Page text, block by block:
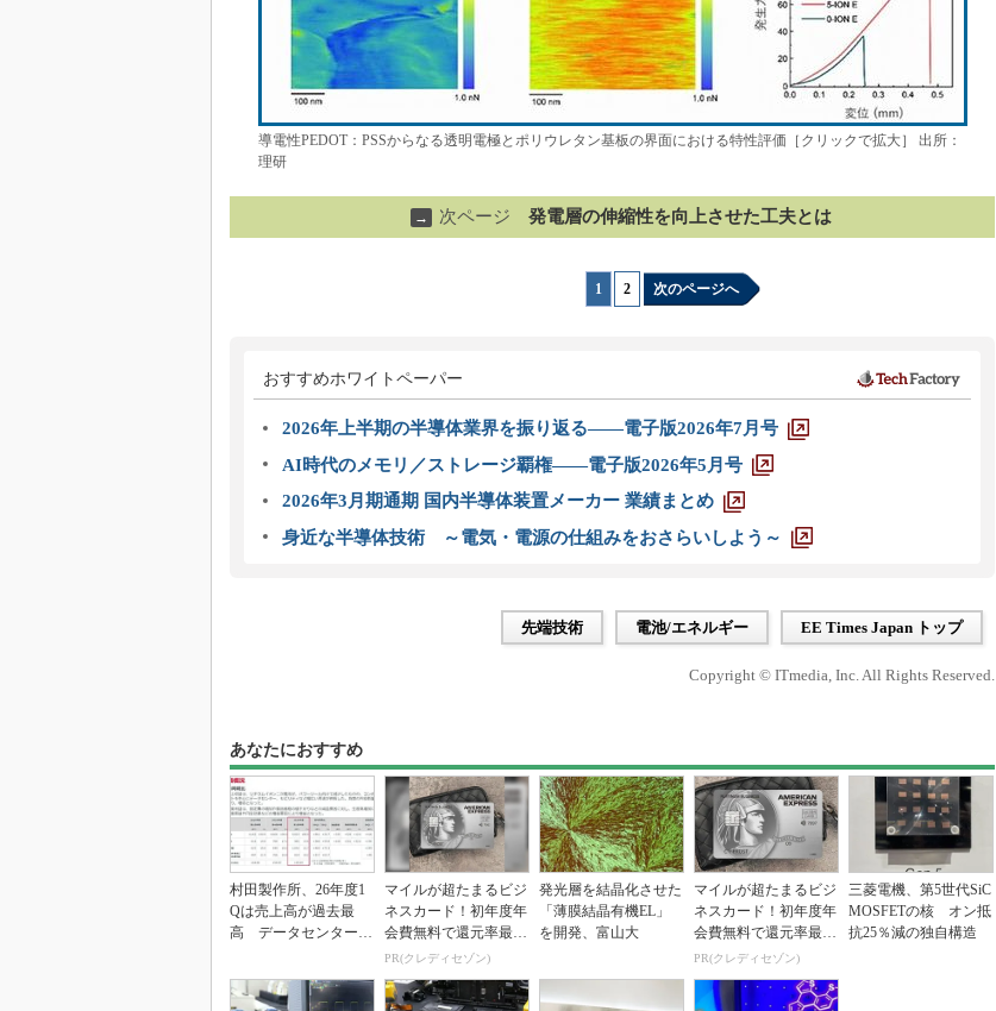
導電性PEDOT：PSSからなる透明電極とポリウレタン基板の界面における特性評価［クリックで拡大］ 出所：
理研
→ 次ページ 発電層の伸縮性を向上させた工夫とは
1 2 次のページへ
おすすめホワイトペーパー
2026年上半期の半導体業界を振り返る――電子版2026年7月号
AI時代のメモリ／ストレージ覇権――電子版2026年5月号
2026年3月期通期 国内半導体装置メーカー 業績まとめ
身近な半導体技術 ～電気・電源の仕組みをおさらいしよう～
先端技術 電池/エネルギー EE Times Japan トップ
Copyright © ITmedia, Inc. All Rights Reserved.
あなたにおすすめ
村田製作所、26年度1
Qは売上高が過去最
高 データセンター関
マイルが超たまるビジ
ネスカード！初年度年
会費無料で還元率最大
1.125%
PR(クレディセゾン)
発光層を結晶化させた
「薄膜結晶有機EL」
を開発、富山大
マイルが超たまるビジ
ネスカード！初年度年
会費無料で還元率最大
1.125%
PR(クレディセゾン)
三菱電機、第5世代SiC
MOSFETの核 オン抵
抗25％減の独自構造